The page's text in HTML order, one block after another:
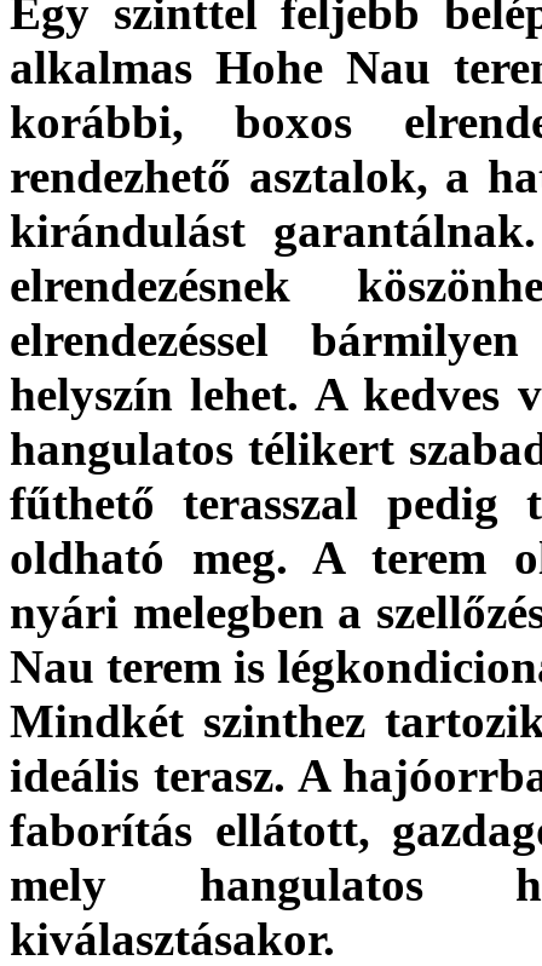
Egy szinttel feljebb
alkalmas Hohe Nau
korábbi, boxos
rendezhető asztalok, a
kirándulást
elrendezésnek
elrendezéssel
helyszín lehet. A kedves
hangulatos télikert
fűthető terasszal pedig
oldható meg. A terem
nyári melegben a
Nau terem is
Mindkét szinthez
ideális terasz. A
faborítás ellátott,
mely hangulatos
kiválasztásakor.